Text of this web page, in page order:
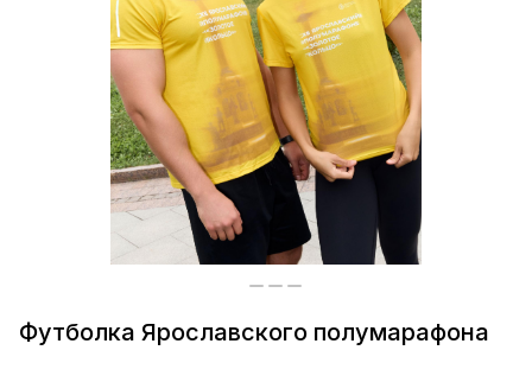
Футболка Ярославского полумарафона